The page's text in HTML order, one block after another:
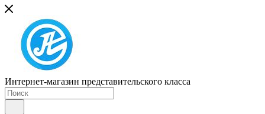
Интернет-магазин представительского класса